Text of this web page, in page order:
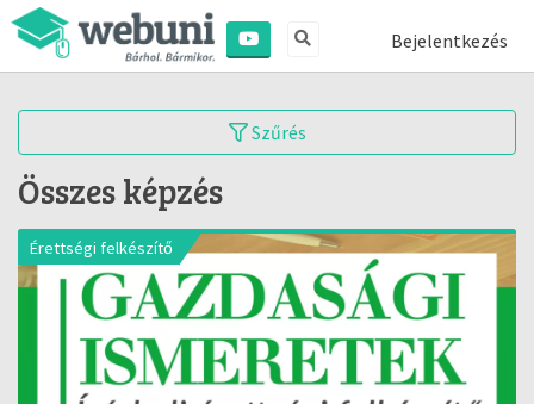
Bejelentkezés
Szűrés
Összes képzés
Érettségi felkészítő